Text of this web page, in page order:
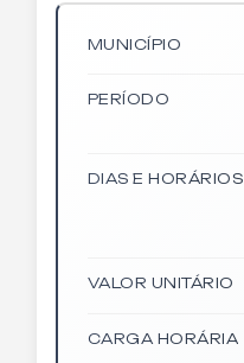
MUNICÍPIO
PERÍODO
DIAS E HORÁRIOS
VALOR UNITÁRIO
CARGA HORÁRIA